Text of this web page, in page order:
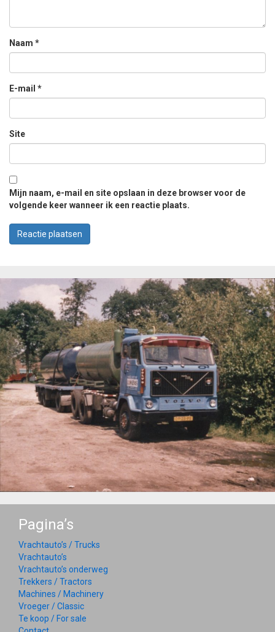
Naam *
E-mail *
Site
Mijn naam, e-mail en site opslaan in deze browser voor de
volgende keer wanneer ik een reactie plaats.
Pagina’s
Vrachtauto’s / Trucks
Vrachtauto’s
Vrachtauto’s onderweg
Trekkers / Tractors
Machines / Machinery
Vroeger / Classic
Te koop / For sale